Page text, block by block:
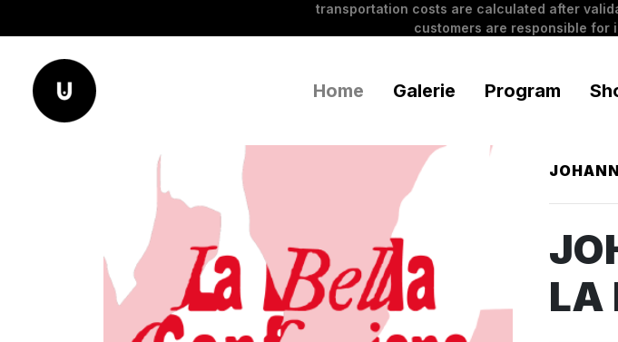
transportation costs are calculated after
customers are responsible for
Home Galerie Program
LA